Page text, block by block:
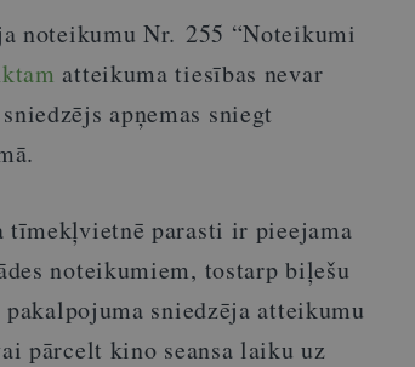
noteikumu Nr. 255 “Noteikumi
atteikuma tiesības nevar
apņemas sniegt
tīmekļvietnē parasti ir pieejama
noteikumiem, tostarp biļešu
sniedzēja atteikumu
pārcelt kino seansa laiku uz